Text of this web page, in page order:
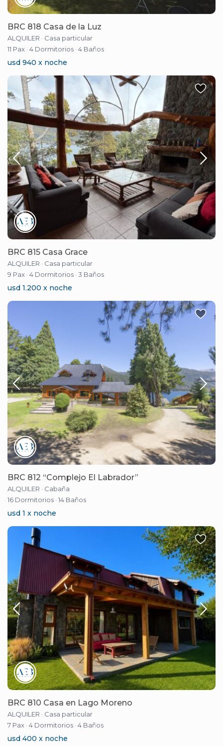
BRC 818 Casa de la Luz
ALQUILER · Casa particular
11 Pax · 4 Dormitorios · 4 Baños
usd 940 x noche
BRC 815 Casa Grace
ALQUILER · Casa particular
9 Pax · 4 Dormitorios · 3 Baños
usd 1.200 x noche
BRC 812 “Complejo El Labrador”
ALQUILER · Cabaña
16 Dormitorios · 14 Baños
usd 1 x noche
BRC 810 Casa en Lago Moreno
ALQUILER · Casa particular
7 Pax · 4 Dormitorios · 4 Baños
usd 400 x noche